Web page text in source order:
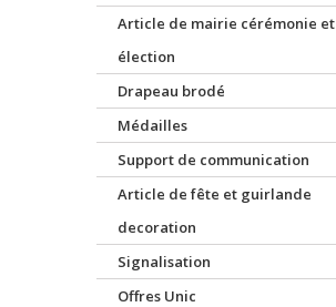
Article de mairie cérémonie et
élection
Drapeau brodé
Médailles
Support de communication
Article de fête et guirlande
decoration
Signalisation
Offres Unic